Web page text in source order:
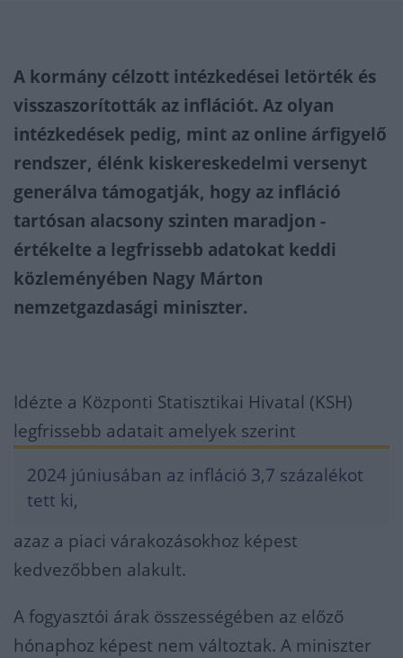
A kormány célzott intézkedései letörték és
visszaszorították az inflációt. Az olyan
intézkedések pedig, mint az online árfigyelő
rendszer, élénk kiskereskedelmi versenyt
generálva támogatják, hogy az infláció
tartósan alacsony szinten maradjon -
értékelte a legfrissebb adatokat keddi
közleményében Nagy Márton
nemzetgazdasági miniszter.
Idézte a Központi Statisztikai Hivatal (KSH)
legfrissebb adatait amelyek szerint
2024 júniusában az infláció 3,7 százalékot
tett ki,
azaz a piaci várakozásokhoz képest
kedvezőbben alakult.
A fogyasztói árak összességében az előző
hónaphoz képest nem változtak. A miniszter